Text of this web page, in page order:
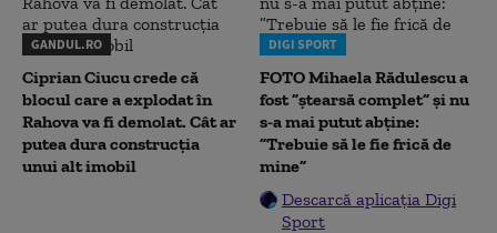
GANDUL.RO
Ciprian Ciucu crede că
blocul care a explodat în
Rahova va fi demolat. Cât ar
putea dura construcția
unui alt imobil
DIGI SPORT
FOTO Mihaela Rădulescu a
fost ”ștearsă complet” și nu
s-a mai putut abține:
”Trebuie să le fie frică de
mine”
Descarcă aplicația Digi
Sport